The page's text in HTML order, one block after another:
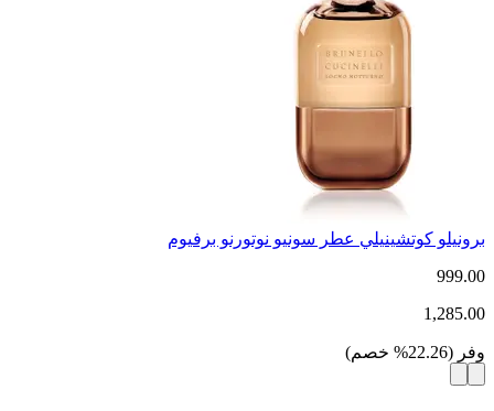
برونيلو كوتشينيلي عطر سونيو نوتورنو برفيوم
999.00
1,285.00
وفر (
22.26
% خصم)